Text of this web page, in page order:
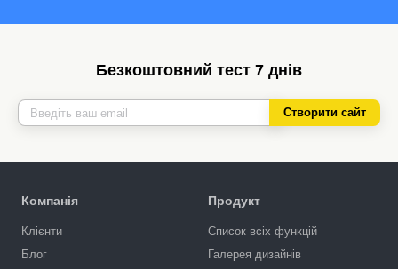
Безкоштовний тест 7 днів
Створити сайт
Компанія
Клієнти
Блог
Продукт
Список всіх функцій
Галерея дизайнів